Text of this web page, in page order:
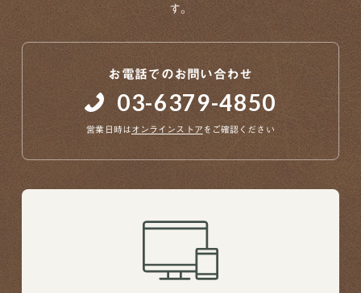
オンラインショップ
す。
お電話でのお問い合わせ
03-6379-4850
営業日時はオンラインストア をご確認ください